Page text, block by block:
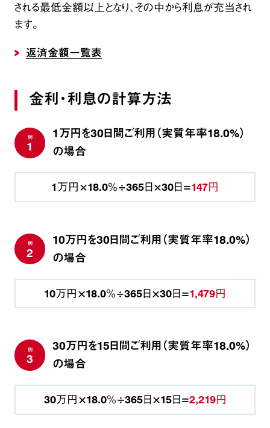
される最低金額以上となり、その中から利息が充当され
ます。
返済金額一覧表
金利・利息の計算方法
例
1
1万円を30日間ご利用（実質年率18.0%）
の場合
1万円×18.0％÷365日×30日=147円
例
2
10万円を30日間ご利用（実質年率18.0%）
の場合
10万円×18.0％÷365日×30日=1,479円
例
3
30万円を15日間ご利用（実質年率18.0%）
の場合
30万円×18.0％÷365日×15日=2,219円